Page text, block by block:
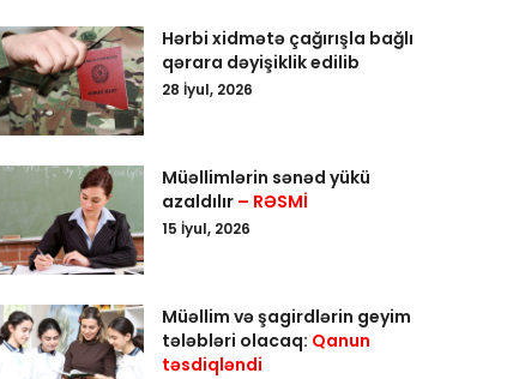
Hərbi xidmətə çağırışla bağlı
qərara dəyişiklik edilib
28 İyul, 2026
Müəllimlərin sənəd yükü
azaldılır – RƏSMİ
15 İyul, 2026
Müəllim və şagirdlərin geyim
tələbləri olacaq: Qanun
təsdiqləndi